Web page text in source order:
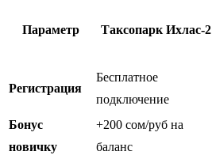
Параметр Таксопарк Ихлас-2
Регистрация
Бесплатное
подключение
Бонус
новичку
+200 сом/руб на
баланс